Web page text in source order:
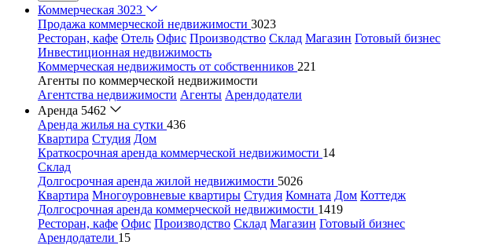
Коммерческая 3023
Продажа коммерческой недвижимости 3023
Ресторан, кафе Отель Офис Производство Склад Магазин Готовый бизнес
Инвестиционная недвижимость
Коммерческая недвижимость от собственников 221
Агенты по коммерческой недвижимости
Агентства недвижимости Агенты Арендодатели
Аренда 5462
Аренда жилья на сутки 436
Квартира Студия Дом
Краткосрочная аренда коммерческой недвижимости 14
Склад
Долгосрочная аренда жилой недвижимости 5026
Квартира Многоуровневые квартиры Студия Комната Дом Коттедж
Долгосрочная аренда коммерческой недвижимости 1419
Ресторан, кафе Офис Производство Склад Магазин Готовый бизнес
Арендодатели 15